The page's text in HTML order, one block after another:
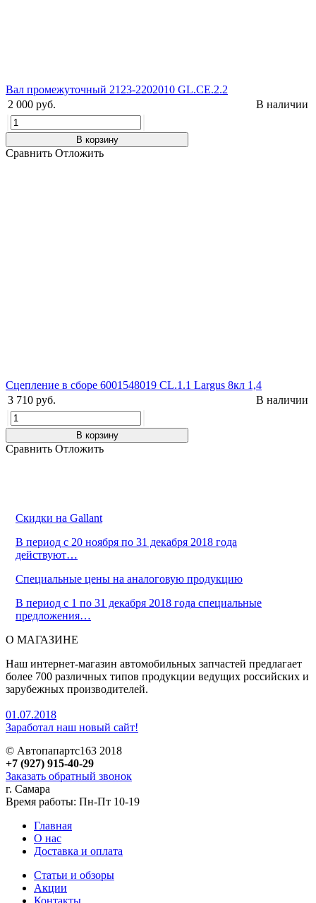
Вал промежуточный 2123-2202010 GL.CE.2.2
2 000 руб.
В наличии
В корзину
Сравнить Отложить
Сцепление в сборе 6001548019 CL.1.1 Largus 8кл 1,4
3 710 руб.
В наличии
В корзину
Сравнить Отложить
Скидки на Gallant
В период с 20 ноября по 31 декабря 2018 года
действуют…
Cпециальные цены на аналоговую продукцию
В период с 1 по 31 декабря 2018 года специальные
предложения…
О МАГАЗИНЕ
Наш интернет-магазин автомобильных запчастей предлагает
более 700 различных типов продукции ведущих российских и
зарубежных производителей.
01.07.2018
Заработал наш новый сайт!
© Автопапартс163 2018
+7 (927) 915-40-29
Заказать обратный звонок
г. Самара
Время работы: Пн-Пт 10-19
Главная
О нас
Доставка и оплата
Статьи и обзоры
Акции
Контакты